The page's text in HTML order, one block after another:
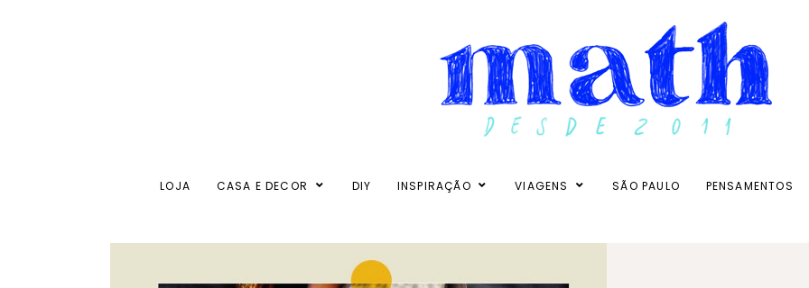
LOJA CASA E DECOR DIY INSPIRAÇÃO VIAGENS SÃO PAULO PENSAMENTOS